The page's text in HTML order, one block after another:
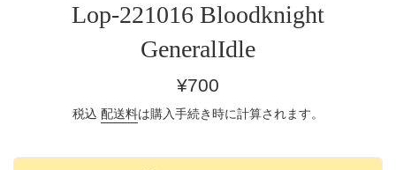
Lop-221016 Bloodknight
GeneralIdle
通
価
¥700
税込 配送料は購入手続き時に計算されます。